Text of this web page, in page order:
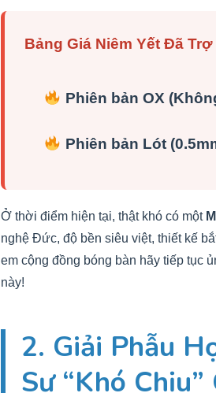
Bảng Giá Niêm Yết Đã
Phiên bản OX
Phiên bản Lót
Ở thời điểm hiện tại, thật khó có một
nghệ Đức, độ bền siêu việt, thiết kế
em cộng đồng bóng bàn hãy tiếp tục
này!
2. Giải Phẫu
Sự “Khó